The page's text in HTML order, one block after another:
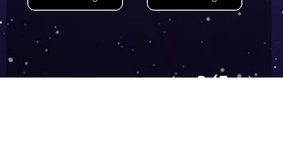
2/7